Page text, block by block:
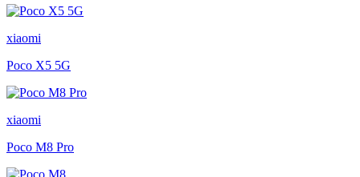
xiaomi
Poco X5 5G
xiaomi
Poco M8 Pro